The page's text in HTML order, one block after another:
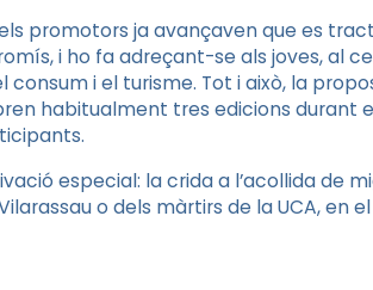
promotors ja avançaven que es
i ho fa adreçant-se als joves, al
i el turisme. Tot i això, la
habitualment tres edicions durant
especial: la crida a l’acollida de
o dels màrtirs de la UCA, en